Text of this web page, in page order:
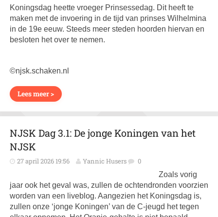
Koningsdag heette vroeger Prinsessedag. Dit heeft te
maken met de invoering in de tijd van prinses Wilhelmina
in de 19e eeuw. Steeds meer steden hoorden hiervan en
besloten het over te nemen.
©njsk.schaken.nl
Lees meer >
NJSK Dag 3.1: De jonge Koningen van het
NJSK
27 april 2026 19:56 Yannic Husers 0
Zoals vorig
jaar ook het geval was, zullen de ochtendronden voorzien
worden van een liveblog. Aangezien het Koningsdag is,
zullen onze ‘jonge Koningen’ van de C-jeugd het tegen